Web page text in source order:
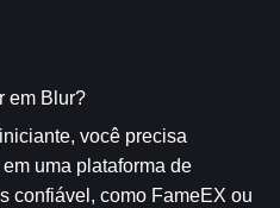
em Blur?
você precisa
uma plataforma de
confiável, como FameEX ou